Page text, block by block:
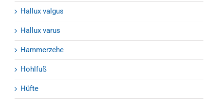
Hallux valgus
Hallux varus
Hammerzehe
Hohlfuß
Hüfte